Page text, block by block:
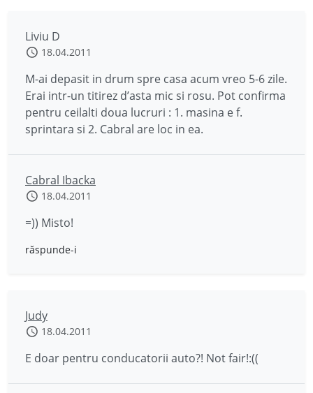
Liviu D
18.04.2011
M-ai depasit in drum spre casa acum vreo 5-6 zile.
Erai intr-un titirez d’asta mic si rosu. Pot confirma
pentru ceilalti doua lucruri : 1. masina e f.
sprintara si 2. Cabral are loc in ea.
Cabral Ibacka
18.04.2011
=)) Misto!
răspunde-i
Judy
18.04.2011
E doar pentru conducatorii auto?! Not fair!:((